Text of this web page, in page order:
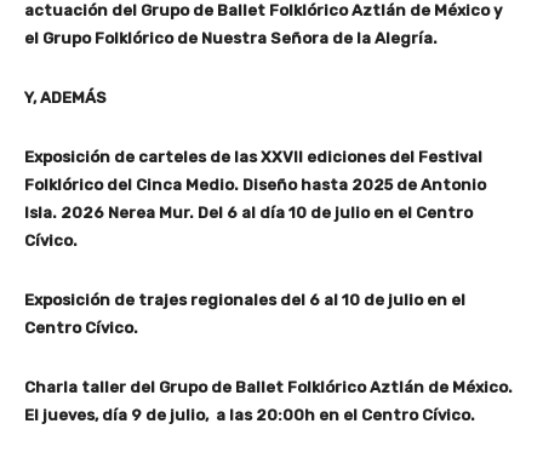
actuación del Grupo de Ballet Folklórico Aztlán de México y
el Grupo Folklórico de Nuestra Señora de la Alegría.
Y, ADEMÁS
Exposición de carteles de las XXVII ediciones del Festival
Folklórico del Cinca Medio. Diseño hasta 2025 de Antonio
Isla. 2026 Nerea Mur. Del 6 al día 10 de julio en el Centro
Cívico.
Exposición de trajes regionales del 6 al 10 de julio en el
Centro Cívico.
Charla taller del Grupo de Ballet Folklórico Aztlán de México.
El jueves, día 9 de julio, a las 20:00h en el Centro Cívico.